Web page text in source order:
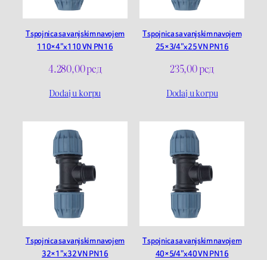
T spojnica sa vanjskim navojem
110×4”x110 VN PN16
4.280,00рсд
Dodaj u korpu
T spojnica sa vanjskim navojem
25×3/4”x25 VN PN16
235,00рсд
Dodaj u korpu
T spojnica sa vanjskim navojem
32×1”x32 VN PN16
T spojnica sa vanjskim navojem
40×5/4”x40 VN PN16